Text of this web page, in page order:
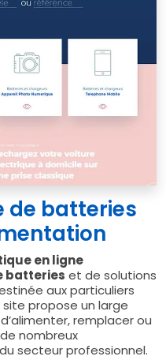
de batteries
en ligne
batteries et de solutions
aux particuliers
propose un large
remplacer ou
nombreux
secteur professionnel.